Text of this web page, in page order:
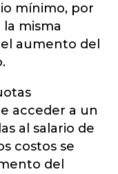
mínimo, por
misma
aumento del
acceder a un
al salario de
costos se
del